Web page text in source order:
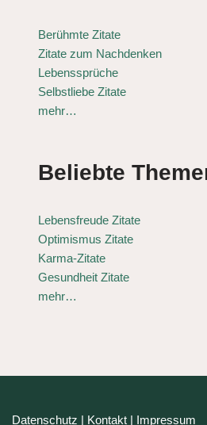
Berühmte Zitate
Zitate zum Nachdenken
Lebenssprüche
Selbstliebe Zitate
mehr…
Beliebte
Lebensfreude Zitate
Optimismus Zitate
Karma-Zitate
Gesundheit Zitate
mehr…
Datenschutz | Kontakt | Impressum